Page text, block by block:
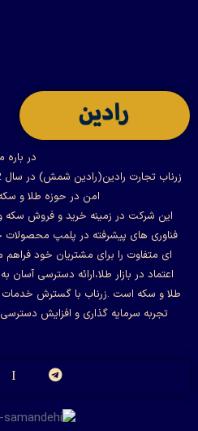
در باره
امن در حوزه طلا و
این شرکت در زمینه خرید و فروش سکه
فناوری های پیشرفته در پلمپ محصولات
ای متفاوت را برای مشتریان خود
اعتماد در بازار طلا،ارائه دسترسی
طلا و سکه است .زرناب با گسترش خدمات
تجربه سرمایه گذاری و افزایش